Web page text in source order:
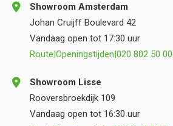
Showroom Amsterdam
Johan Cruijff Boulevard 42
Vandaag open tot 17:30 uur
Route Openingstijden 020 802 50 00
Showroom Lisse
Rooversbroekdijk 109
Vandaag open tot 16:30 uur